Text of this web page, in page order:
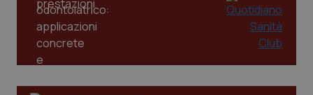
session-id